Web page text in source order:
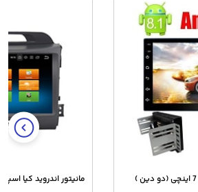
مانیتور اندروید کیا اسپورتیج